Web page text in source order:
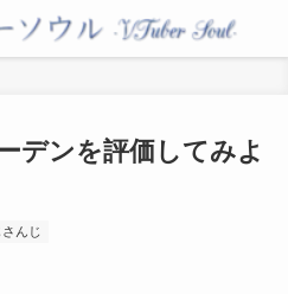
デンを評価してみよ
んじ